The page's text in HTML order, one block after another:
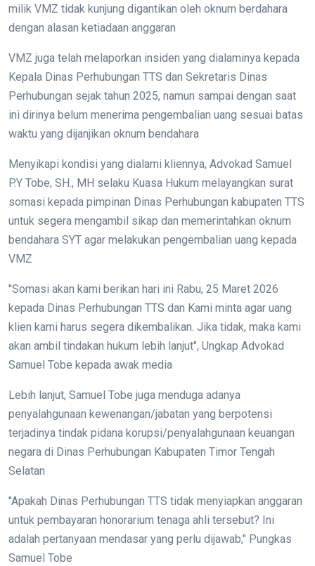
milik VMZ tidak kunjung digantikan oleh oknum berdahara
dengan alasan ketiadaan anggaran
VMZ juga telah melaporkan insiden yang dialaminya kepada
Kepala Dinas Perhubungan TTS dan Sekretaris Dinas
Perhubungan sejak tahun 2025, namun sampai dengan saat
ini dirinya belum menerima pengembalian uang sesuai batas
waktu yang dijanjikan oknum bendahara
Menyikapi kondisi yang dialami kliennya, Advokad Samuel
P.Y Tobe, SH., MH selaku Kuasa Hukum melayangkan surat
somasi kepada pimpinan Dinas Perhubungan kabupaten TTS
untuk segera mengambil sikap dan memerintahkan oknum
bendahara SYT agar melakukan pengembalian uang kepada
VMZ
"Somasi akan kami berikan hari ini Rabu, 25 Maret 2026
kepada Dinas Perhubungan TTS dan Kami minta agar uang
klien kami harus segera dikembalikan. Jika tidak, maka kami
akan ambil tindakan hukum lebih lanjut", Ungkap Advokad
Samuel Tobe kepada awak media
Lebih lanjut, Samuel Tobe juga menduga adanya
penyalahgunaan kewenangan/jabatan yang berpotensi
terjadinya tindak pidana korupsi/penyalahgunaan keuangan
negara di Dinas Perhubungan Kabupaten Timor Tengah
Selatan
"Apakah Dinas Perhubungan TTS tidak menyiapkan anggaran
untuk pembayaran honorarium tenaga ahli tersebut? Ini
adalah pertanyaan mendasar yang perlu dijawab," Pungkas
Samuel Tobe